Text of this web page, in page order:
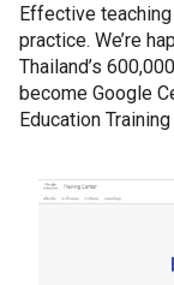
Effective
practice. We’re
Thailand’s
become Google
Education